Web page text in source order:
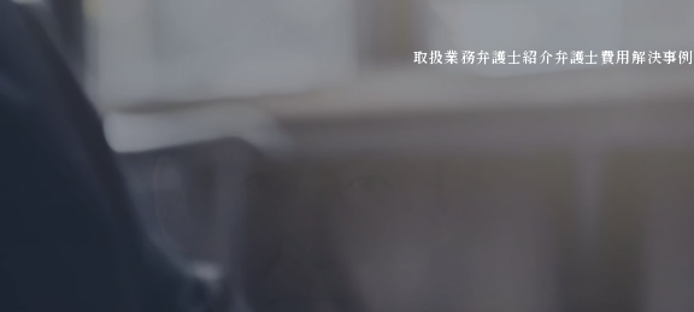
取扱業務弁護士紹介弁護士費用解決事例